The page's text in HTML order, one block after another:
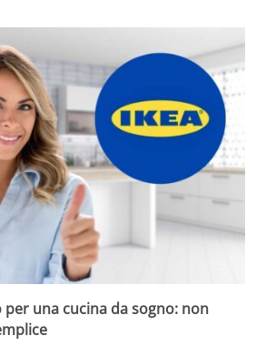
per una cucina da sogno: non